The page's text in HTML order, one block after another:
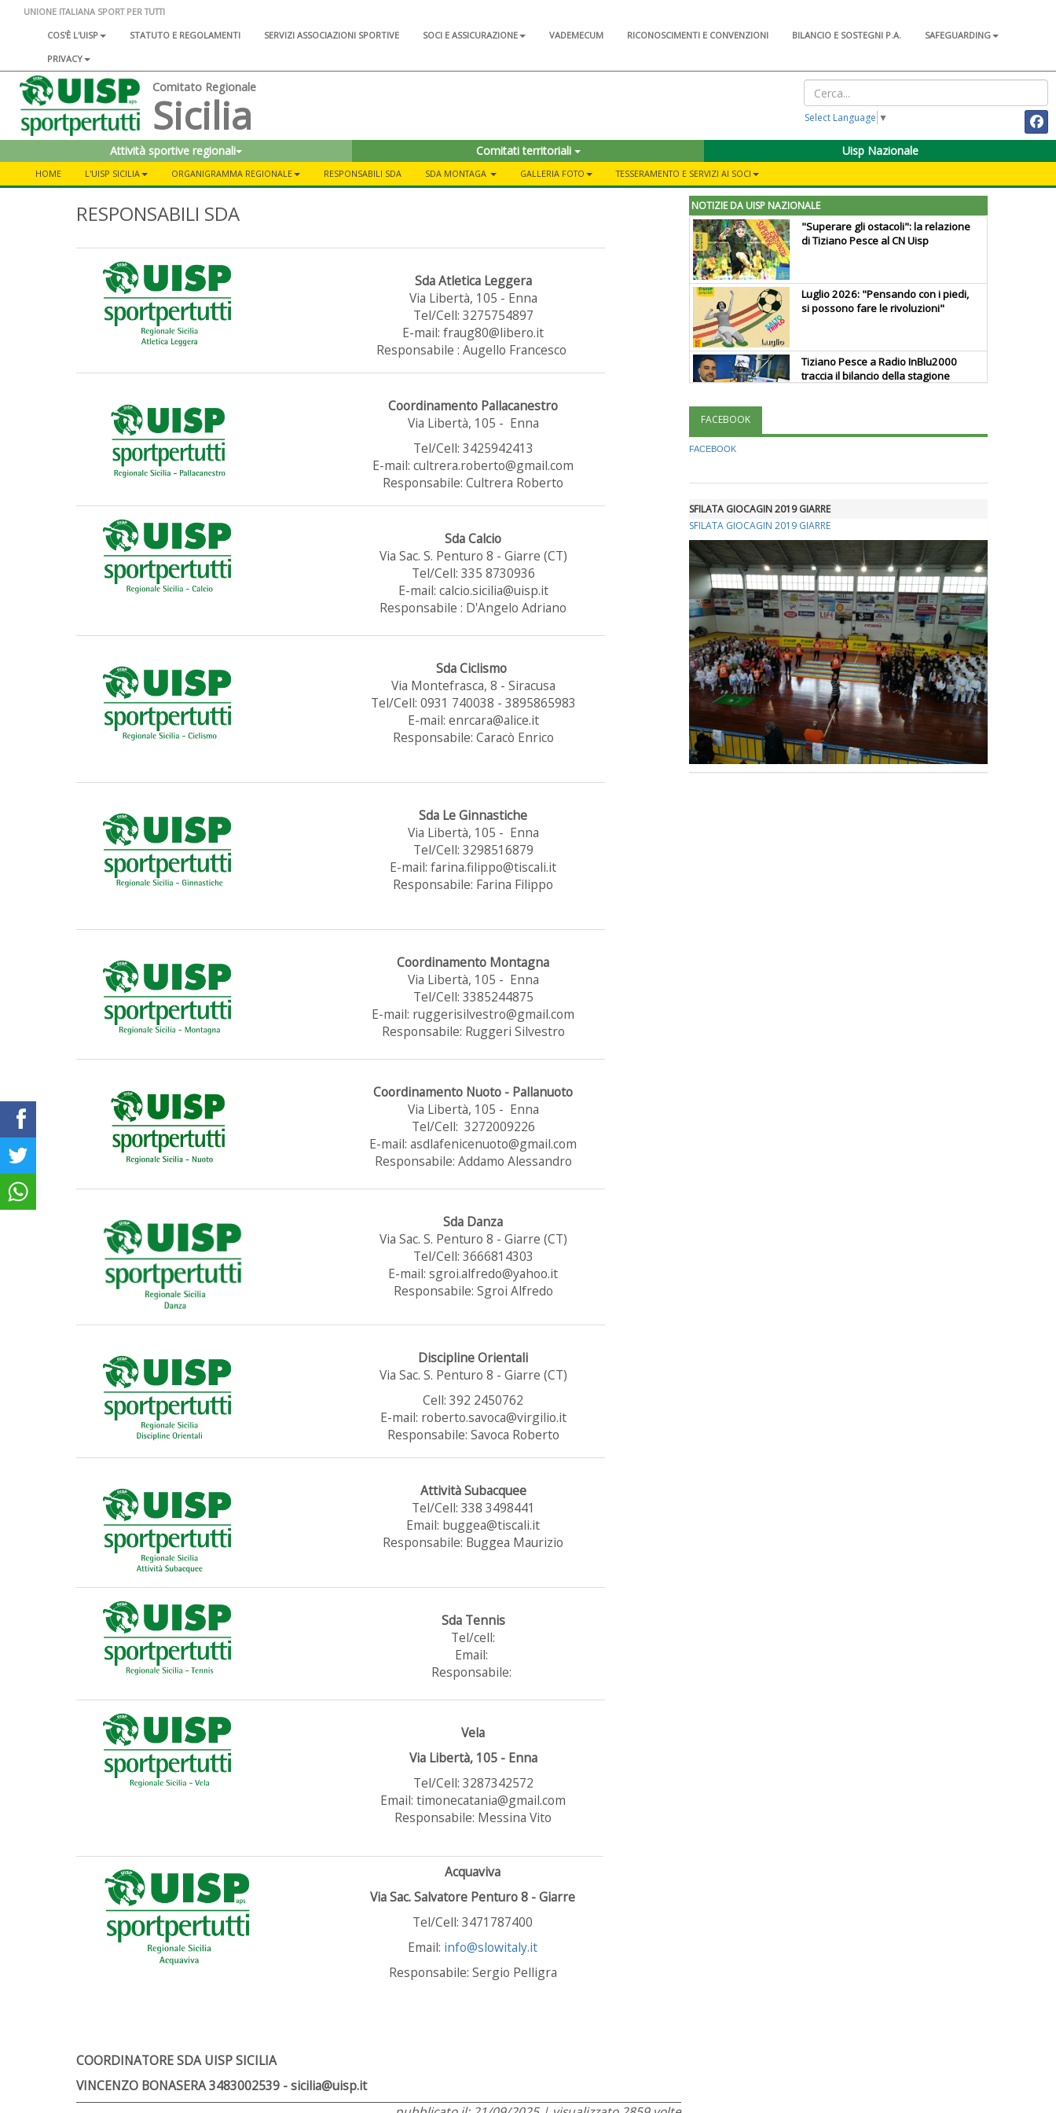
UNIONE ITALIANA SPORT PER TUTTI
COS'È L'UISP
STATUTO E REGOLAMENTI SERVIZI ASSOCIAZIONI SPORTIVE SOCI E ASSICURAZIONE VADEMECUM RICONOSCIMENTI E CONVENZIONI BILANCIO E SOSTEGNI P.A.
SAFEGUARDING
PRIVACY
Comitato Regionale
Sicilia Select Language ▼
Attività sportive regionali Comitati territoriali Uisp Nazionale
HOME L'UISP SICILIA ORGANIGRAMMA REGIONALE RESPONSABILI SDA SDA MONTAGA GALLERIA FOTO TESSERAMENTO E SERVIZI AI SOCI
RESPONSABILI SDA
Sda Atletica Leggera
Via Libertà, 105 - Enna
Tel/Cell: 3275754897
E-mail: fraug80@libero.it
Responsabile : Augello Francesco
Coordinamento Pallacanestro
Via Libertà, 105 - Enna
Tel/Cell: 3425942413
E-mail: cultrera.roberto@gmail.com
Responsabile: Cultrera Roberto
Sda Calcio
Via Sac. S. Penturo 8 - Giarre (CT)
Tel/Cell: 335 8730936
E-mail: calcio.sicilia@uisp.it
Responsabile : D'Angelo Adriano
Sda Ciclismo
Via Montefrasca, 8 - Siracusa
Tel/Cell: 0931 740038 - 3895865983
E-mail: enrcara@alice.it
Responsabile: Caracò Enrico
Sda Le Ginnastiche
Via Libertà, 105 - Enna
Tel/Cell: 3298516879
E-mail: farina.filippo@tiscali.it
Responsabile: Farina Filippo
Coordinamento Montagna
Via Libertà, 105 - Enna
Tel/Cell: 3385244875
E-mail: ruggerisilvestro@gmail.com
Responsabile: Ruggeri Silvestro
Coordinamento Nuoto - Pallanuoto
Via Libertà, 105 - Enna
Tel/Cell: 3272009226
E-mail: asdlafenicenuoto@gmail.com
Responsabile: Addamo Alessandro
Sda Danza
Via Sac. S. Penturo 8 - Giarre (CT)
Tel/Cell: 3666814303
E-mail: sgroi.alfredo@yahoo.it
Responsabile: Sgroi Alfredo
Discipline Orientali
Via Sac. S. Penturo 8 - Giarre (CT)
Cell: 392 2450762
E-mail: roberto.savoca@virgilio.it
Responsabile: Savoca Roberto
Attività Subacquee
Tel/Cell: 338 3498441
Email: buggea@tiscali.it
Responsabile: Buggea Maurizio
Sda Tennis
Tel/cell:
Email:
Responsabile:
Vela
Via Libertà, 105 - Enna
Tel/Cell: 3287342572
Email: timonecatania@gmail.com
Responsabile: Messina Vito
Acquaviva
Via Sac. Salvatore Penturo 8 - Giarre
Tel/Cell: 3471787400
Email: info@slowitaly.it
Responsabile: Sergio Pelligra
COORDINATORE SDA UISP SICILIA
VINCENZO BONASERA 3483002539 - sicilia@uisp.it
NOTIZIE DA UISP NAZIONALE
"Superare gli ostacoli": la relazione
di Tiziano Pesce al CN Uisp
Luglio 2026: "Pensando con i piedi,
si possono fare le rivoluzioni"
Tiziano Pesce a Radio InBlu2000
traccia il bilancio della stagione
prosegue anche in estate
Tiziano Pesce nel Cda di
Fondazione Terzjus: prima riunione
a Roma
FACEBOOK
FACEBOOK
SFILATA GIOCAGIN 2019 GIARRE
SFILATA GIOCAGIN 2019 GIARRE